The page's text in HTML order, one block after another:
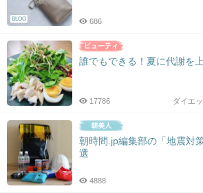
BLOG 686
誰でもできる！夏に代謝を
ダイエ
17786
朝時間.jp編集部の「地震対
選
4888